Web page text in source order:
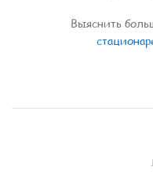
Выяснить